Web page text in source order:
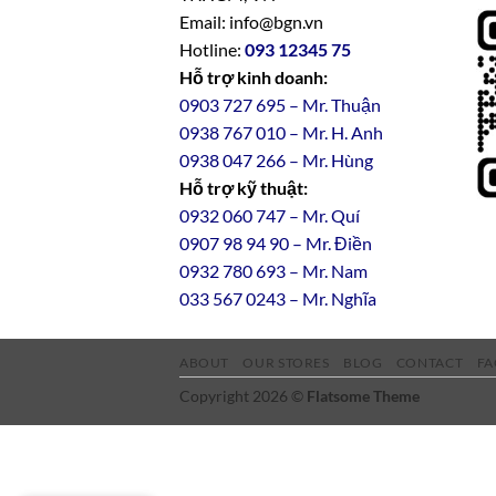
Email: info@bgn.vn
Hotline: 093 12345 75
Hỗ trợ kinh doanh:
0903 727 695 – Mr. Thuận
0938 767 010 – Mr. H. Anh
0938 047 266 – Mr. Hùng
Hỗ trợ kỹ thuật:
0932 060 747 – Mr. Quí
0907 98 94 90 – Mr. Điền
0932780693 – Mr. Nam
033 567 0243 – Mr. Nghĩa
ABOUT OUR STORES BLOG CONTACT
Copyright 2026 © Flatsome Theme